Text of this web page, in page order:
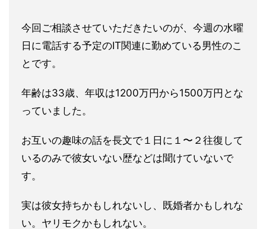
今回ご相談させていただきたいのが、今週の水曜
日に電話する予定のIT関連に勤めている男性のこ
とです。
年齢は33歳、年収は1200万円から1500万円とな
っていました。
お互いの趣味の話を長文で１日に１〜２往復して
いるのみで彼女いない歴などは聞けていないで
す。
実は彼女持ちかもしれないし、 既婚者かもしれな
い。ヤリモクかもしれない。